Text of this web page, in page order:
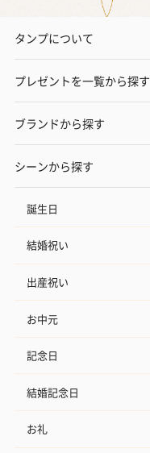
タンプについて
プレゼントを一覧から探す
ブランドから探す
シーンから探す
誕生日
結婚祝い
出産祝い
お中元
記念日
結婚記念日
お礼